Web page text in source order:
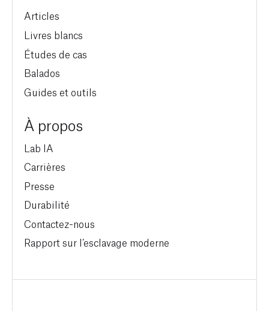
Articles
Livres blancs
Études de cas
Balados
Guides et outils
À propos
Lab IA
Carrières
Presse
Durabilité
Contactez-nous
Rapport sur l’esclavage moderne